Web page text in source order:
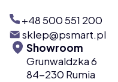
+48 500 551 200
sklep@psmart.pl
Showroom
Grunwaldzka 6
84-230 Rumia